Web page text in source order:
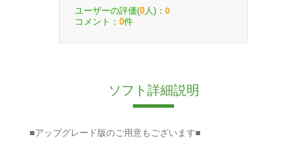
ユーザーの評価(0 人)： 0
コメント： 0件
ソフト詳細説明
■アップグレード版のご用意もございます■